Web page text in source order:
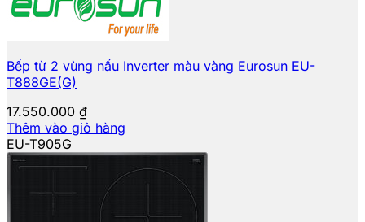
Bếp từ 2 vùng nấu Inverter màu vàng Eurosun EU-
T888GE(G)
17.550.000 ₫
Thêm vào giỏ hàng
EU-T905G